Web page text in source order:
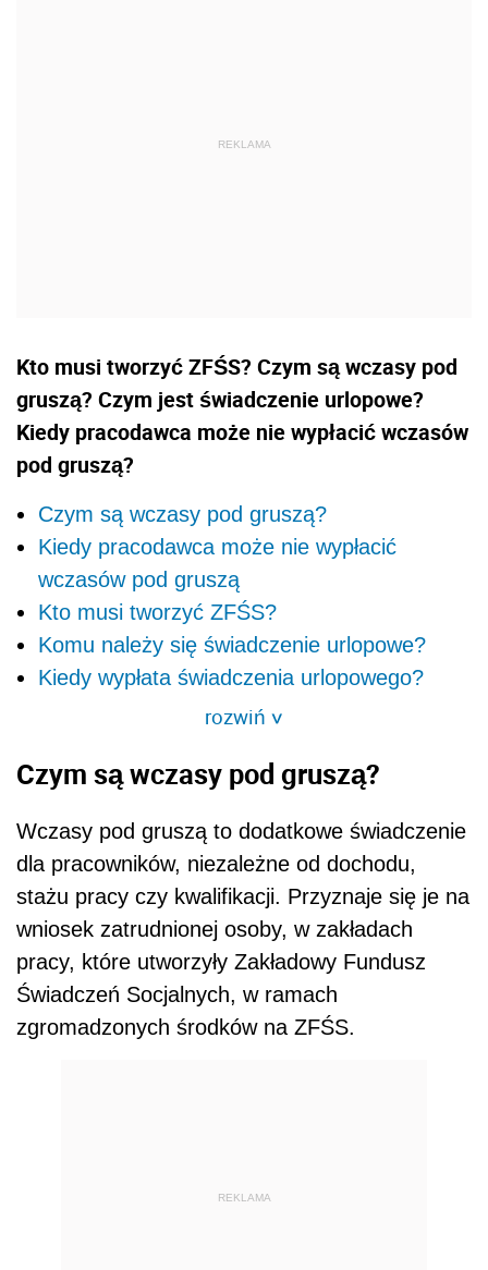
Kto musi tworzyć ZFŚS? Czym są wczasy pod
gruszą? Czym jest świadczenie urlopowe?
Kiedy pracodawca może nie wypłacić wczasów
pod gruszą?
Czym są wczasy pod gruszą?
Kiedy pracodawca może nie wypłacić
wczasów pod gruszą
Kto musi tworzyć ZFŚS?
Komu należy się świadczenie urlopowe?
Kiedy wypłata świadczenia urlopowego?
rozwiń>
Czym są wczasy pod gruszą?
Wczasy pod gruszą to dodatkowe świadczenie
dla pracowników, niezależne od dochodu,
stażu pracy czy kwalifikacji. Przyznaje się je na
wniosek zatrudnionej osoby, w zakładach
pracy, które utworzyły Zakładowy Fundusz
Świadczeń Socjalnych, w ramach
zgromadzonych środków na ZFŚS.
REKLAMA